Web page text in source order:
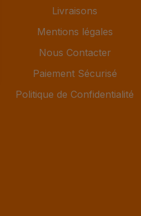
Livraisons
Mentions légales
Nous Contacter
Paiement Sécurisé
Politique de Confidentialité